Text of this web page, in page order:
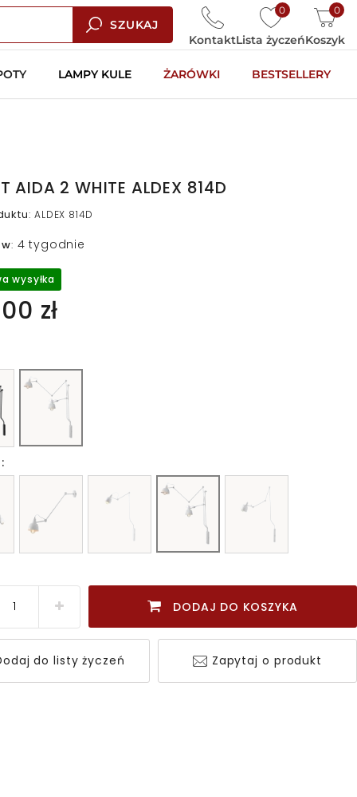
SZUKAJ
0
Lista życzeń
0
Koszyk
Kontakt
LAMPY KULE ŻARÓWKI BESTSELLERY
AIDA 2 WHITE ALDEX 814D
:ALDEX 814D
w: 4 tygodnie
wysyłka
zł
DODAJ DO KOSZYKA
do listy życzeń Zapytaj o produkt